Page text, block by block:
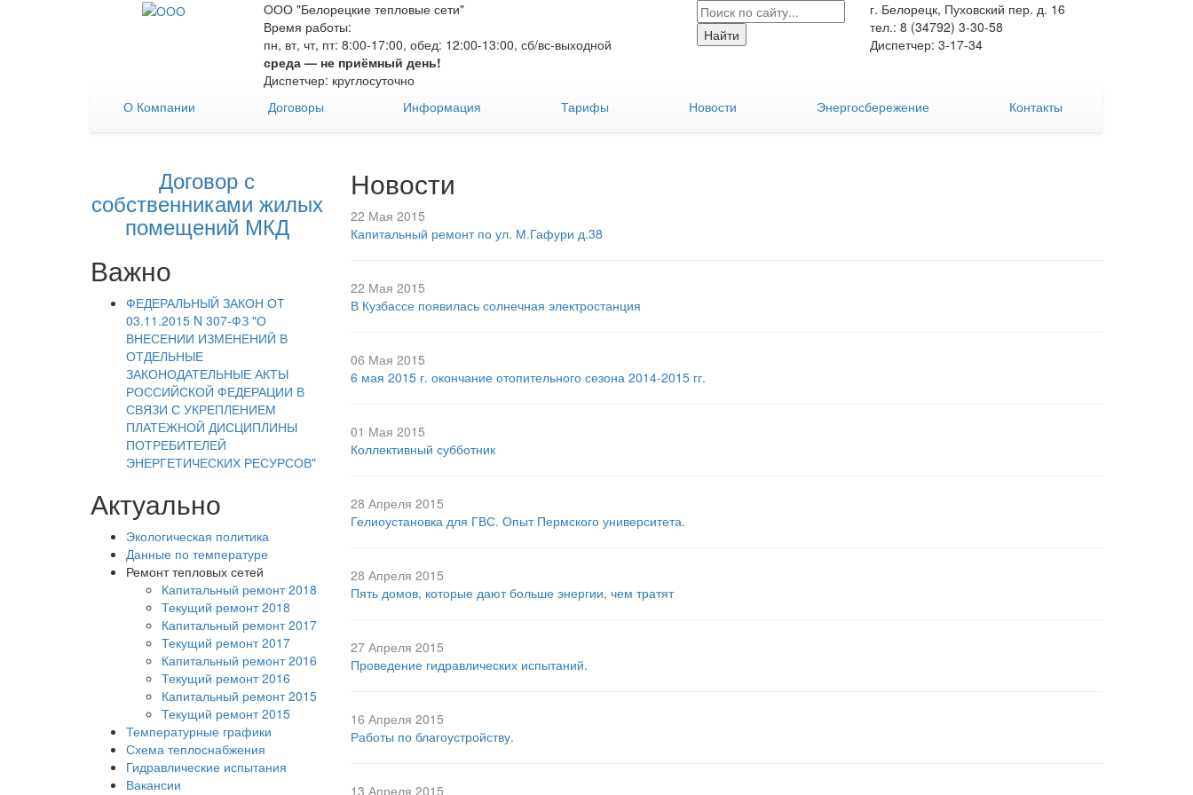
ООО "Белорецкие тепловые сети"
Время работы:
пн, вт, чт, пт: 8:00-17:00, обед: 12:00-13:00, сб/вс-выходной
среда — не приёмный день!
Диспетчер: круглосуточно
г. Белорецк, Пуховский пер. д. 16
тел.: 8 (34792) 3-30-58
Диспетчер: 3-17-34
О Компании Договоры Информация Тарифы Новости Энергосбережение Контакты
Новости
22 Мая 2015
Капитальный ремонт по ул. М.Гафури д.38
22 Мая 2015
В Кузбассе появилась солнечная электростанция
06 Мая 2015
6 мая 2015 г. окончание отопительного сезона 2014-2015 гг.
01 Мая 2015
Коллективный субботник
28 Апреля 2015
Гелиоустановка для ГВС. Опыт Пермского университета.
28 Апреля 2015
Пять домов, которые дают больше энергии, чем тратят
27 Апреля 2015
Проведение гидравлических испытаний.
16 Апреля 2015
Работы по благоустройству.
13 Апреля 2015
Договор с
собственниками жилых
помещений МКД
Важно
ФЕДЕРАЛЬНЫЙ ЗАКОН ОТ
03.11.2015 N 307-ФЗ "О
ВНЕСЕНИИ ИЗМЕНЕНИЙ В
ОТДЕЛЬНЫЕ
ЗАКОНОДАТЕЛЬНЫЕ АКТЫ
РОССИЙСКОЙ ФЕДЕРАЦИИ В
СВЯЗИ С УКРЕПЛЕНИЕМ
ПЛАТЕЖНОЙ ДИСЦИПЛИНЫ
ПОТРЕБИТЕЛЕЙ
ЭНЕРГЕТИЧЕСКИХ РЕСУРСОВ"
Актуально
Экологическая политика
Данные по температуре
Ремонт тепловых сетей
Капитальный ремонт 2018
Текущий ремонт 2018
Капитальный ремонт 2017
Текущий ремонт 2017
Капитальный ремонт 2016
Текущий ремонт 2016
Капитальный ремонт 2015
Текущий ремонт 2015
Температурные графики
Схема теплоснабжения
Гидравлические испытания
Вакансии